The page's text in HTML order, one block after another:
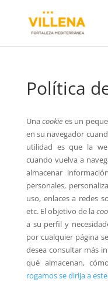
Política
Unacookie es un
en su navegador
utilidad es que la
cuando vuelva a
almacenar
personales,
uso, enlaces a redes
etc. El objetivo de la
a su perfil y
por cualquier página
desea consultar más
qué almacenan,
rogamos se dirija a